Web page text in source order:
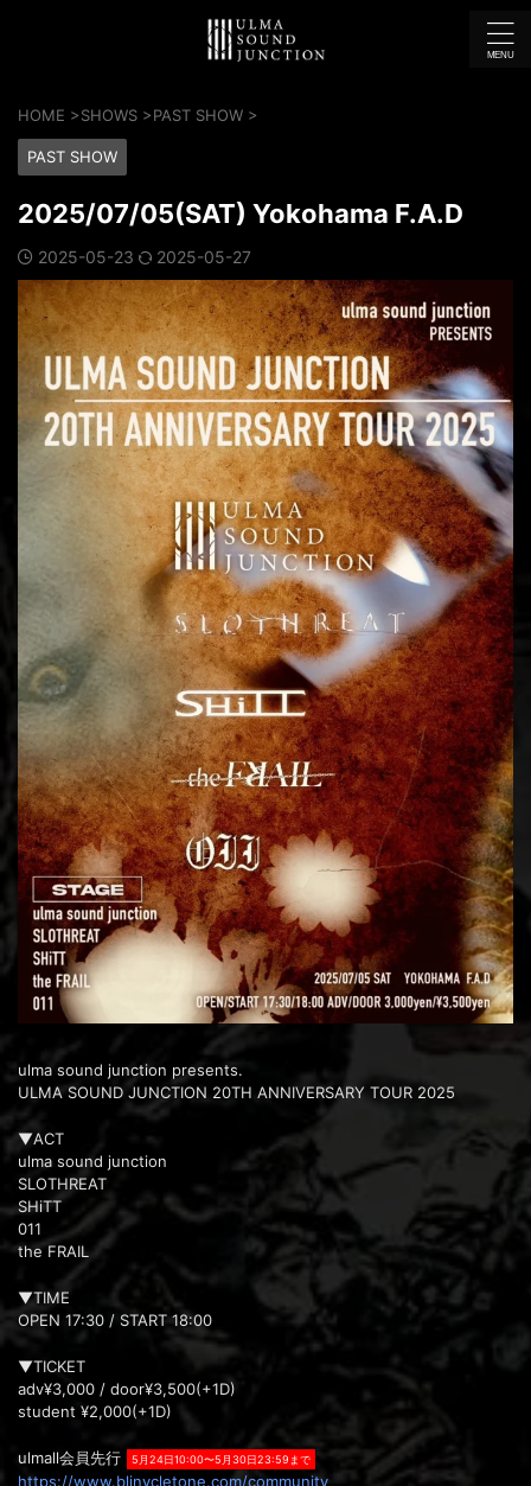
HOME >SHOWS >PAST SHOW >
PAST SHOW
2025/07/05(SAT) Yokohama F.A.D
2025-05-23 2025-05-27
ulma sound junction presents.
ULMA SOUND JUNCTION 20TH ANNIVERSARY TOUR 2025
▼ACT
ulma sound junction
SLOTHREAT
SHiTT
011
the FRAIL
▼TIME
OPEN 17:30 / START 18:00
▼TICKET
adv¥3,000 / door¥3,500(+1D)
student ¥2,000(+1D)
ulmall会員先行 5月24日10:00〜5月30日23:59まで
https://www.blinycletone.com/community